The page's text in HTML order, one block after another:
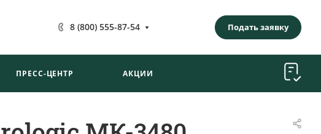
8 (800) 555-87-54 Подать заявку
ПРЕСС-ЦЕНТР АКЦИИ